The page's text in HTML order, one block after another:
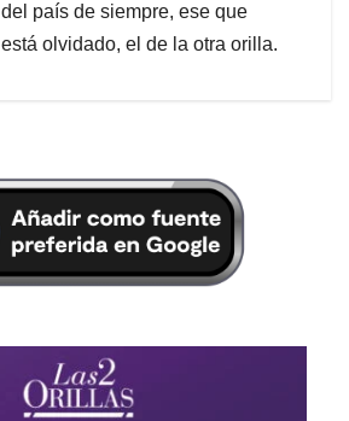
del país de siempre, ese que
está olvidado, el de la otra orilla.